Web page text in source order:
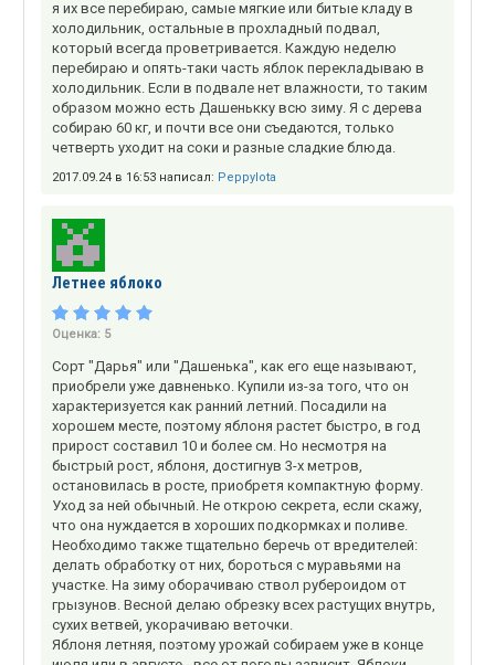
я их все перебираю, самые мягкие или битые кладу в
холодильник, остальные в прохладный подвал,
который всегда проветривается. Каждую неделю
перебираю и опять-таки часть яблок перекладываю в
холодильник. Если в подвале нет влажности, то таким
образом можно есть Дашенькку всю зиму. Я с дерева
собираю 60 кг, и почти все они съедаются, только
четверть уходит на соки и разные сладкие блюда.
2017.09.24 в 16:53 написал: Peppylota
Летнее яблоко
Оценка: 5
Сорт "Дарья" или "Дашенька", как его еще называют,
приобрели уже давненько. Купили из-за того, что он
характеризуется как ранний летний. Посадили на
хорошем месте, поэтому яблоня растет быстро, в год
прирост составил 10 и более см. Но несмотря на
быстрый рост, яблоня, достигнув 3-х метров,
остановилась в росте, приобретя компактную форму.
Уход за ней обычный. Не открою секрета, если скажу,
что она нуждается в хороших подкормках и поливе.
Необходимо также тщательно беречь от вредителей:
делать обработку от них, бороться с муравьями на
участке. На зиму оборачиваю ствол рубероидом от
грызунов. Весной делаю обрезку всех растущих внутрь,
сухих ветвей, укорачиваю веточки.
Яблоня летняя, поэтому урожай собираем уже в конце